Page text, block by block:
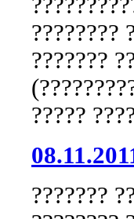
????????
???????
?????
???????